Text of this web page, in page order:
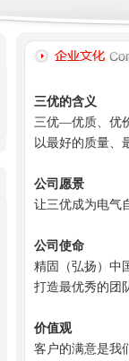
三优的含义
三优—优质、优
以最好的质量、
公司愿景
让三优成为电气
公司使命
精固（弘扬）中
打造最优秀的团
价值观
客户的满意是我